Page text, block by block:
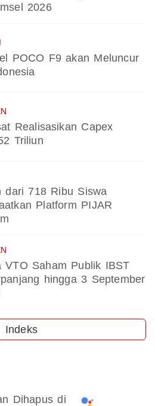
2026
POCO F9 akan Meluncur
Realisasikan Capex
Triliun
dari 718 Ribu Siswa
Platform PIJAR
VTO Saham Publik IBST
hingga 3 September
Indeks
Dihapus di